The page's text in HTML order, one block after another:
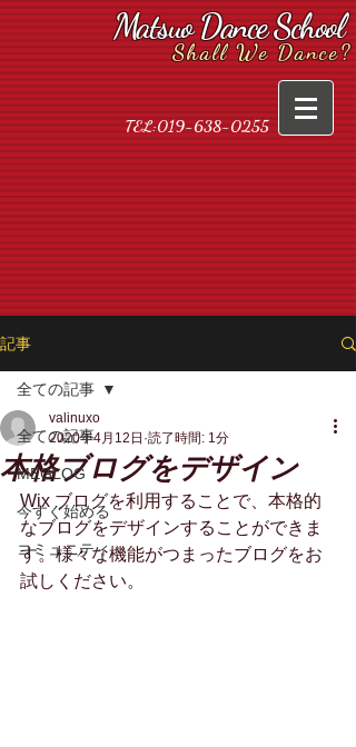
TEL:019-638-0255
Matsuo Dance School​
Shall We Dance?
記事
全ての記事
MEGLOG
今すぐ始める
コミュニティ
全ての記事
本格ブログをデザイン
valinuxo
2020年4月12日 読了時間: 1分
Wix ブログを利用することで、本格的
なブログをデザインすることができま
す。様々な機能がつまったブログをお
試しください。